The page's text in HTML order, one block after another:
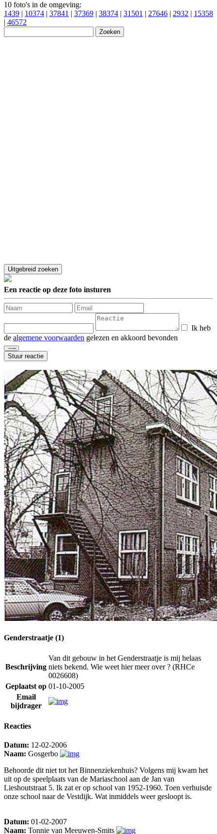
10 foto's in de omgeving:
1439 | 10374 | 37841 | 37369 | 38374 | 31501 | 27646 | 2932 | 15358
| 46572
Een reactie op deze foto insturen
Ik heb
de algemene voorwaarden gelezen en akkoord bevonden
Genderstraatje (1)
Beschrijving
Van dit gebouw in het Genderstraatje is mij helaas
niets bekend. Wie weet hier meer over ? (RHCe
0026608)
Geplaatst op 01-10-2005
Email
bijdrager
Reacties
Datum: 12-02-2006
Naam: Gosgerbo
Behoorde dit niet tot het Binnenziekenhuis? Volgens mij kwam het
uit op de speelplaats van de Mariaschool aan de Jan van
Lieshoutstraat 5. Ik zat er op school van 1952-1960. Toen verhuisde
onze school naar de Vestdijk. Wat inmiddels weer gesloopt is.
Datum: 01-02-2007
Naam: Tonnie van Meeuwen-Smits